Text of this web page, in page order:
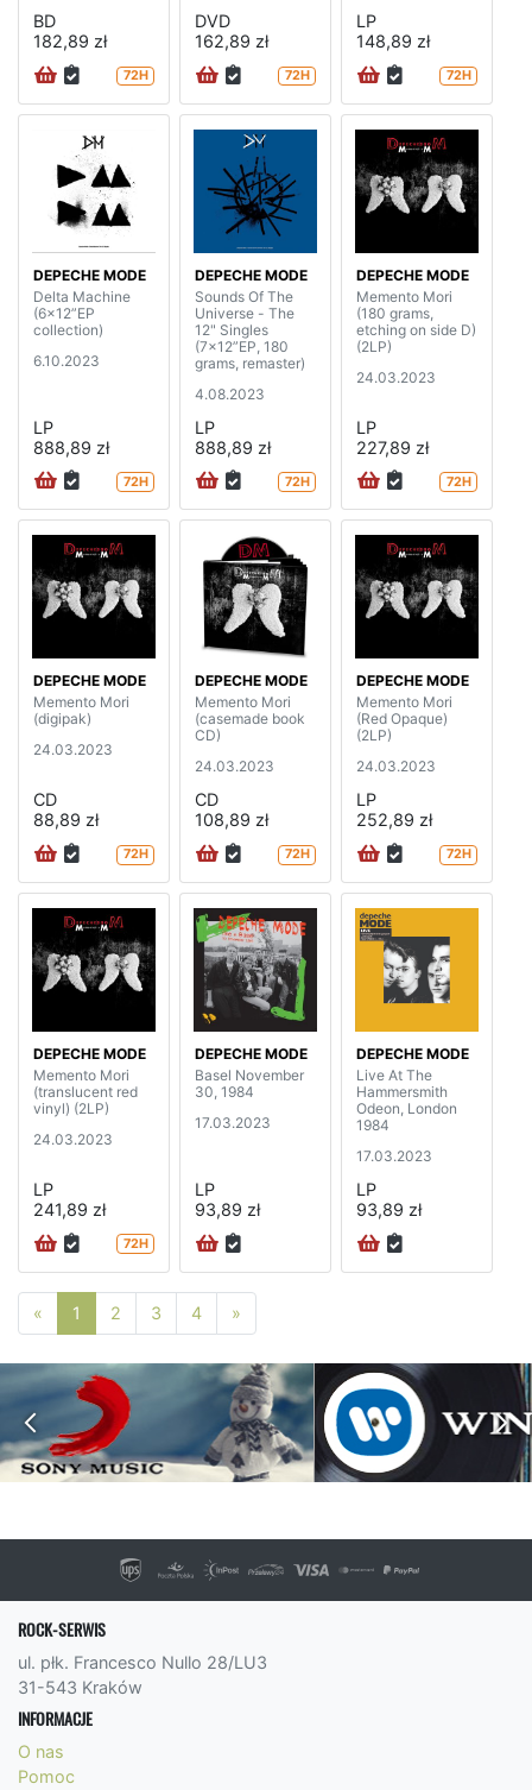
BD
182,89 zł
72H
DVD
162,89 zł
72H
LP
148,89 zł
72H
DEPECHE MODE
Delta Machine
(6x12”EP
collection)
6.10.2023
LP
888,89 zł
72H
DEPECHE MODE
Sounds Of The
Universe - The
12" Singles
(7x12”EP, 180
grams, remaster)
4.08.2023
LP
888,89 zł
72H
DEPECHE MODE
Memento Mori
(180 grams,
etching on side D)
(2LP)
24.03.2023
LP
227,89 zł
72H
DEPECHE MODE
Memento Mori
(digipak)
24.03.2023
CD
88,89 zł
72H
DEPECHE MODE
Memento Mori
(casemade book
CD)
24.03.2023
CD
108,89 zł
72H
DEPECHE MODE
Memento Mori
(Red Opaque)
(2LP)
24.03.2023
LP
252,89 zł
72H
DEPECHE MODE
Memento Mori
(translucent red
vinyl) (2LP)
24.03.2023
LP
241,89 zł
72H
DEPECHE MODE
Basel November
30, 1984
17.03.2023
LP
93,89 zł
DEPECHE MODE
Live At The
Hammersmith
Odeon, London
1984
17.03.2023
LP
93,89 zł
« Poprzednia strona
1 2 3 4 »
ROCK-SERWIS
ul. płk. Francesco Nullo 28/LU3
31-543 Kraków
INFORMACJE
O nas
Pomoc